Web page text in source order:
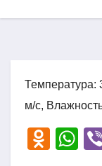
Температура:
м/с,
O
W